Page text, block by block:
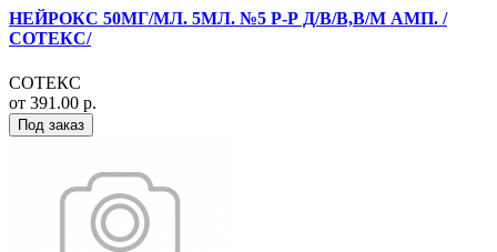
НЕЙРОКС 50МГ/МЛ. 5МЛ. №5 Р-Р Д/В/В,В/М АМП. /
СОТЕКС/
СОТЕКС
от 391.00 р.
Под заказ